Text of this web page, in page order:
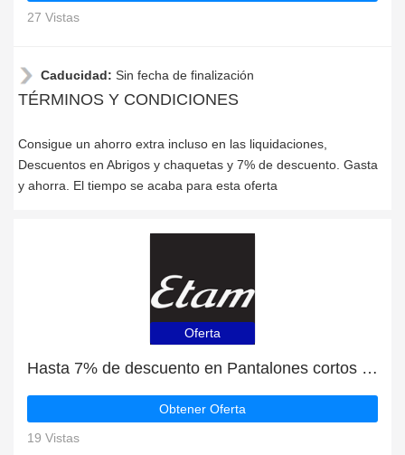
27 Vistas
Caducidad: Sin fecha de finalización
TÉRMINOS Y CONDICIONES
Consigue un ahorro extra incluso en las liquidaciones,
Descuentos en Abrigos y chaquetas y 7% de descuento. Gasta
y ahorra. El tiempo se acaba para esta oferta
Oferta
Hasta 7% de descuento en Pantalones cortos y faldas | finaliza pronto
Obtener Oferta
19 Vistas